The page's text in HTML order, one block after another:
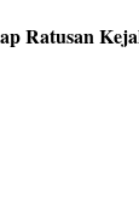
Ratusan